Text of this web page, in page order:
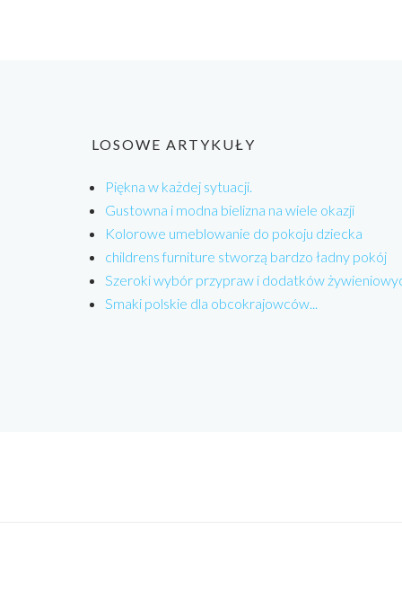
LOSOWE ARTYKUŁY
Piękna w każdej sytuacji.
Gustowna i modna bielizna na wiele okazji
Kolorowe umeblowanie do pokoju dziecka
childrens furniture stworzą bardzo ładny pokój
Szeroki wybór przypraw i dodatków
Smaki polskie dla obcokrajowców...